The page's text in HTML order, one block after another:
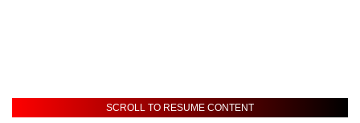
SCROLL TO RESUME CONTENT